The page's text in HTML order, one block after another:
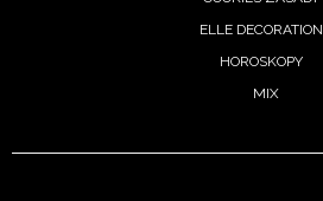
ELLE DECORATION
HOROSKOPY
MIX